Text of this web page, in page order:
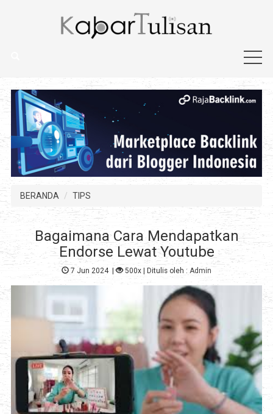
BERANDA TIPS
Bagaimana Cara Mendapatkan
Endorse Lewat Youtube
7 Jun 2024| 500x| Ditulis oleh : Admin